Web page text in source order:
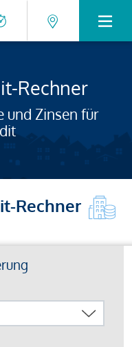
Rechner
und Zinsen für
Rechner